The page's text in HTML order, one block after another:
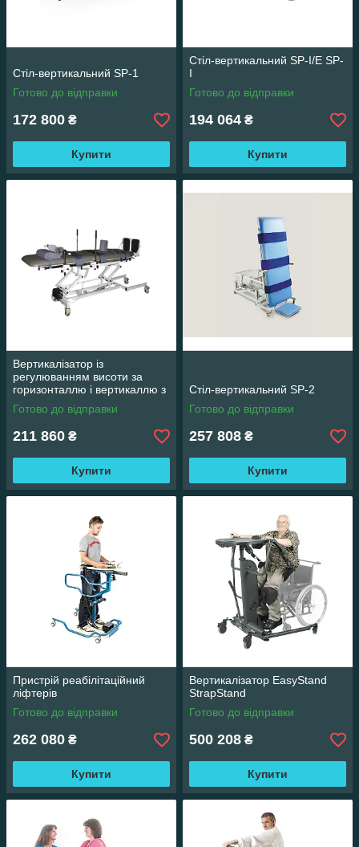
Стіл-вертикальний SP-1
Готово до відправки
172 800 ₴
Купити
Стіл-вертикальний SP-I/E SP-
I
Готово до відправки
194 064 ₴
Купити
Вертикалізатор із
регулюванням висоти за
горизонталлю і вертикаллю з
електричним приводом НТ-
СВР-1
Готово до відправки
211 860 ₴
Купити
Стіл-вертикальний SP-2
Готово до відправки
257 808 ₴
Купити
Пристрій реабілітаційний
ліфтерів
Готово до відправки
262 080 ₴
Купити
Вертикалізатор ЕasyStand
StrapStand
Готово до відправки
500 208 ₴
Купити